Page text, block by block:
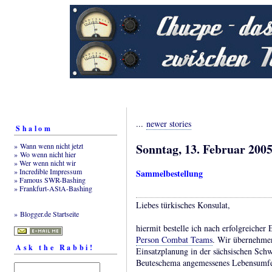
Shalom
» Wann wenn nicht jetzt
» Wo wenn nicht hier
» Wer wenn nicht wir
» Incredible Impressum
» Famous SWR-Bashing
» Frankfurt-AStA-Bashing
» Blogger.de Startseite
Ask the Rabbi!
... newer stories
Sonntag, 13. Februar 2005
Sammelbestellung
Liebes türkisches Konsulat,
hiermit bestelle ich nach
Person Combat Teams. Wir
Einsatzplanung in der sächsischen
Beuteschema angemessenes